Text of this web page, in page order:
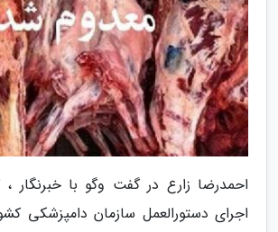
احمدرضا زارع در گفت وگو با خبرنگار
اجرای دستورالعمل سازمان دامپزشکی